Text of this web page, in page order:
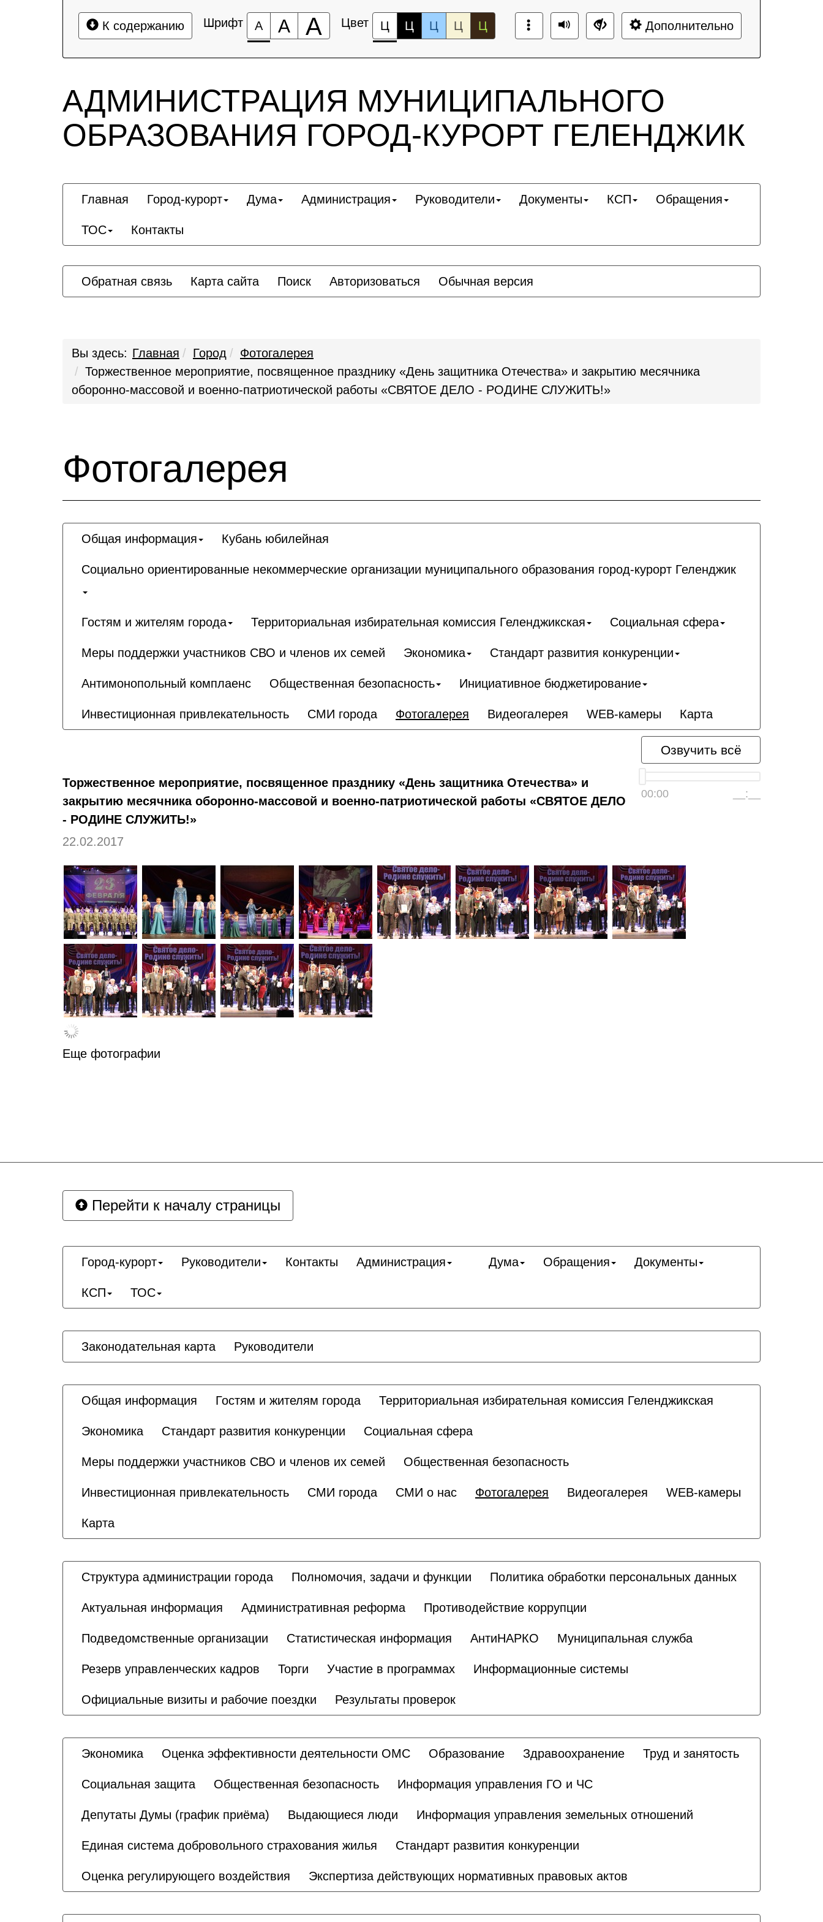
К содержанию Шрифт А А А Цвет Ц Ц Ц Ц Ц Дополнительно
АДМИНИСТРАЦИЯ МУНИЦИПАЛЬНОГО
ОБРАЗОВАНИЯ ГОРОД-КУРОРТ ГЕЛЕНДЖИК
Главная Город-курорт Дума Администрация Руководители Документы КСП Обращения
ТОС Контакты
Обратная связь Карта сайта Поиск Авторизоваться Обычная версия
Вы здесь: Главная Город
Фотогалерея
Торжественное мероприятие, посвященное празднику «День защитника Отечества» и закрытию месячника
оборонно-массовой и военно-патриотической работы «СВЯТОЕ ДЕЛО - РОДИНЕ СЛУЖИТЬ!»
Фотогалерея
Общая информация Кубань юбилейная
Социально ориентированные некоммерческие организации муниципального образования город-курорт Геленджик
Гостям и жителям города Территориальная избирательная комиссия Геленджикcкая Социальная сфера
Меры поддержки участников СВО и членов их семей Экономика Стандарт развития конкуренции
Антимонопольный комплаенс Общественная безопасность Инициативное бюджетирование
Инвестиционная привлекательность СМИ города Фотогалерея Видеогалерея WEB-камеры Карта
Озвучить всё
00:00 __:__
Торжественное мероприятие, посвященное празднику «День защитника Отечества» и
закрытию месячника оборонно-массовой и военно-патриотической работы «СВЯТОЕ ДЕЛО
- РОДИНЕ СЛУЖИТЬ!»
22.02.2017
Еще фотографии
Перейти к началу страницы
Город-курорт Руководители Контакты Администрация Дума Обращения Документы
КСП ТОС
Законодательная карта Руководители
Общая информация Гостям и жителям города Территориальная избирательная комиссия Геленджикcкая
Экономика Стандарт развития конкуренции Социальная сфера
Меры поддержки участников СВО и членов их семей Общественная безопасность
Инвестиционная привлекательность СМИ города СМИ о нас Фотогалерея Видеогалерея WEB-камеры
Карта
Структура администрации города Полномочия, задачи и функции Политика обработки персональных данных
Актуальная информация Административная реформа Противодействие коррупции
Подведомственные организации Статистическая информация АнтиНАРКО Муниципальная служба
Резерв управленческих кадров Торги Участие в программах Информационные системы
Официальные визиты и рабочие поездки Результаты проверок
Экономика Оценка эффективности деятельности ОМС Образование Здравоохранение Труд и занятость
Социальная защита Общественная безопасность Информация управления ГО и ЧС
Депутаты Думы (график приёма) Выдающиеся люди Информация управления земельных отношений
Единая система добровольного страхования жилья Стандарт развития конкуренции
Оценка регулирующего воздействия Экспертиза действующих нормативных правовых актов